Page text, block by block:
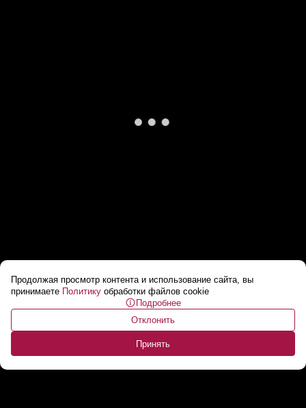
Продолжая просмотр контента и использование сайта, вы
принимаете Политику обработки файлов cookie
Подробнее
Отклонить
Принять
Про букет на Вербное воскресенье! //
ВАЖНОЕ замечание!...